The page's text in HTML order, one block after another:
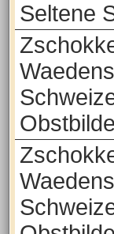
Seltene